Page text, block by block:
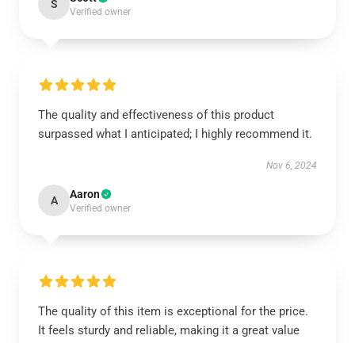
S
Verified owner
The quality and effectiveness of this product
surpassed what I anticipated; I highly recommend it.
Nov 6, 2024
A Aaron
Verified owner
The quality of this item is exceptional for the price.
It feels sturdy and reliable, making it a great value